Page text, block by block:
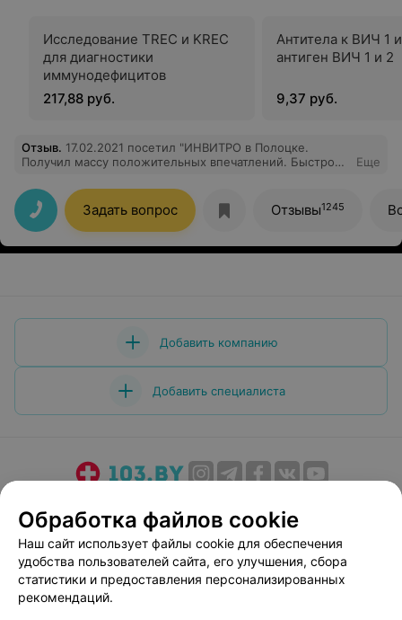
Исследование TREC и KREC
для диагностики
иммунодефицитов
217,88 руб.
Антитела к ВИЧ 1
антиген ВИЧ 1 и 2
9,37 руб.
Отзыв. 17.02.2021 посетил "ИНВИТРО в Полоцке.
Получил массу положительных впечатлений. Быстро
Оформление заказа и взятие материалов для анализа
прошло быстро и четко. Все на высшем уровне.
Остался очень доволен.
Еще
Задать вопрос Отзывы1245
Добавить компанию
Добавить специалиста
Медицинский маркетинг
Публичный договор
Пользовательское соглашение
Способы оплаты
Вакансии
Партнеры
Написать руководителю 103.by
Обработка файлов cookie
Наш сайт использует файлы cookie для обеспечения
удобства пользователей сайта, его улучшения, сбора
статистики и предоставления персонализированных
рекомендаций.